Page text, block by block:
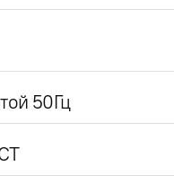
50Гц